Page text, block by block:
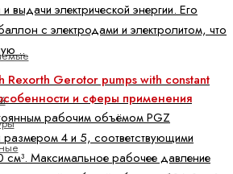
выдачи электрической энергии. Его
с электродами и электролитом, что
..
Rexorth Gerotor pumps with constant
и сферы применения
рабочим объёмом PGZ
4 и 5, соответствующими
Максимальное рабочее давление